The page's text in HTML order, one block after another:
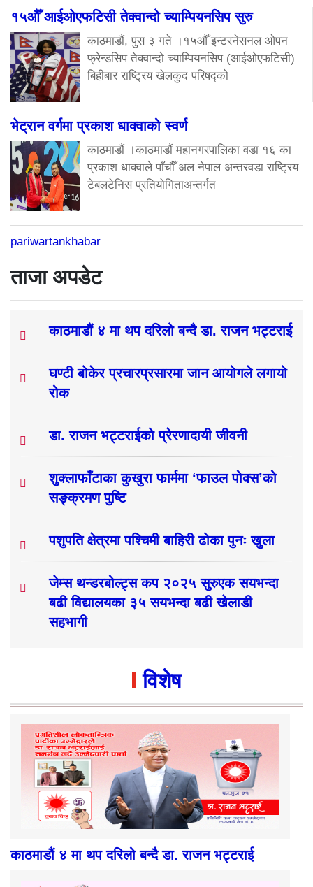
१५औँ आईओएफटिसी तेक्वान्दो च्याम्पियनसिप सुरु
काठमाडौं, पुस ३ गते ।१५औँ इन्टरनेसनल ओपन
फ्रेन्डसिप तेक्वान्दो च्याम्पियनसिप (आईओएफटिसी)
बिहीबार राष्ट्रिय खेलकुद परिषद्को
भेट्रान वर्गमा प्रकाश धाक्वाको स्वर्ण
काठमाडौं ।काठमाडौं महानगरपालिका वडा १६ का
प्रकाश धाक्वाले पाँचौँ अल नेपाल अन्तरवडा राष्ट्रिय
टेबलटेनिस प्रतियोगिताअन्तर्गत
pariwartankhabar
ताजा अपडेट
काठमाडौं ४ मा थप दरिलो बन्दै डा. राजन भट्टराई
घण्टी बोकेर प्रचारप्रसारमा जान आयोगले लगायो
रोक
डा. राजन भट्टराईको प्रेरणादायी जीवनी
शुक्लाफाँटाका कुखुरा फार्ममा ‘फाउल पोक्स’को
सङ्क्रमण पुष्टि
पशुपति क्षेत्रमा पश्चिमी बाहिरी ढोका पुनः खुला
जेम्स थन्डरबोल्ट्स कप २०२५ सुरुएक सयभन्दा
बढी विद्यालयका ३५ सयभन्दा बढी खेलाडी
सहभागी
विशेष
काठमाडौं ४ मा थप दरिलो बन्दै डा. राजन भट्टराई